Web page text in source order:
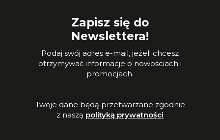
Zapisz się do
Newslettera!
Podaj swój adres e-mail, jeżeli chcesz
otrzymywać informacje o nowościach i
promocjach.
Twoje dane będą przetwarzane zgodnie
z naszą polityką prywatności